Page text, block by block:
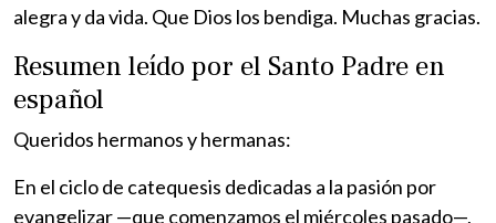
alegra y da vida. Que Dios los bendiga. Muchas gracias.
Resumen leído por el Santo Padre en
español
Queridos hermanos y hermanas:
En el ciclo de catequesis dedicadas a la pasión por
evangelizar —que comenzamos el miércoles pasado—,